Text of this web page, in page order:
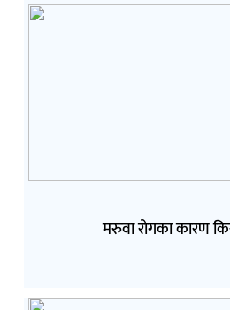
मरुवा रोगका कारण